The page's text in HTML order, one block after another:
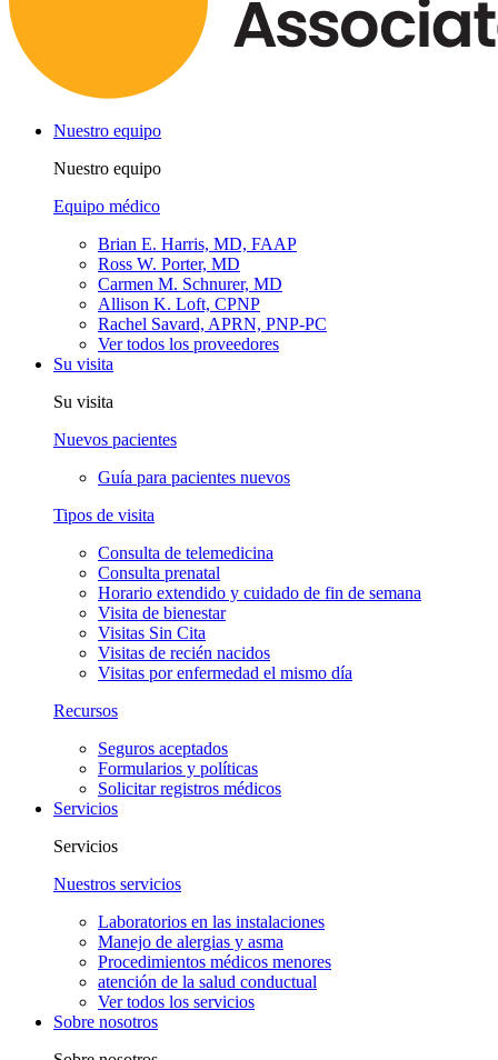
Nuestro equipo
Nuestro equipo
Equipo médico
Brian E. Harris, MD, FAAP
Ross W. Porter, MD
Carmen M. Schnurer, MD
Allison K. Loft, CPNP
Rachel Savard, APRN, PNP-PC
Ver todos los proveedores
Su visita
Su visita
Nuevos pacientes
Guía para pacientes nuevos
Tipos de visita
Consulta de telemedicina
Consulta prenatal
Horario extendido y cuidado de fin de semana
Visita de bienestar
Visitas Sin Cita
Visitas de recién nacidos
Visitas por enfermedad el mismo día
Recursos
Seguros aceptados
Formularios y políticas
Solicitar registros médicos
Servicios
Servicios
Nuestros servicios
Laboratorios en las instalaciones
Manejo de alergias y asma
Procedimientos médicos menores
atención de la salud conductual
Ver todos los servicios
Sobre nosotros